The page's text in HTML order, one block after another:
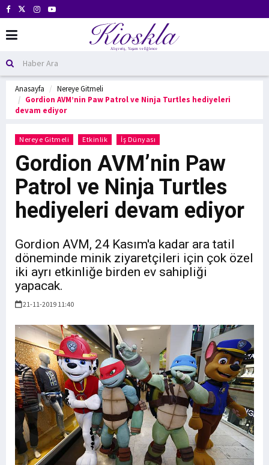
Anasayfa
Nereye Gitmeli
Gordion AVM’nin Paw Patrol ve Ninja Turtles hediyeleri
devam ediyor
Nereye Gitmeli Etkinlik İş Dünyası
Gordion AVM’nin Paw
Patrol ve Ninja Turtles
hediyeleri devam ediyor
Gordion AVM, 24 Kasım'a kadar ara tatil
döneminde minik ziyaretçileri için çok özel
iki ayrı etkinliğe birden ev sahipliği
yapacak.
21-11-2019 11:40